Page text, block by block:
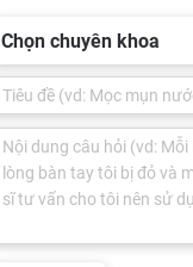
Chọn chuyên khoa